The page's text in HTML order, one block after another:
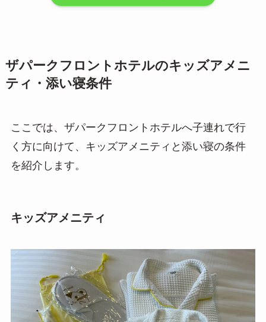
ザパークフロントホテルのキッズアメニ
ティ・添い寝条件
ここでは、ザパークフロントホテルへ子連れで行
く方に向けて、キッズアメニティと添い寝の条件
を紹介します。
キッズアメニティ